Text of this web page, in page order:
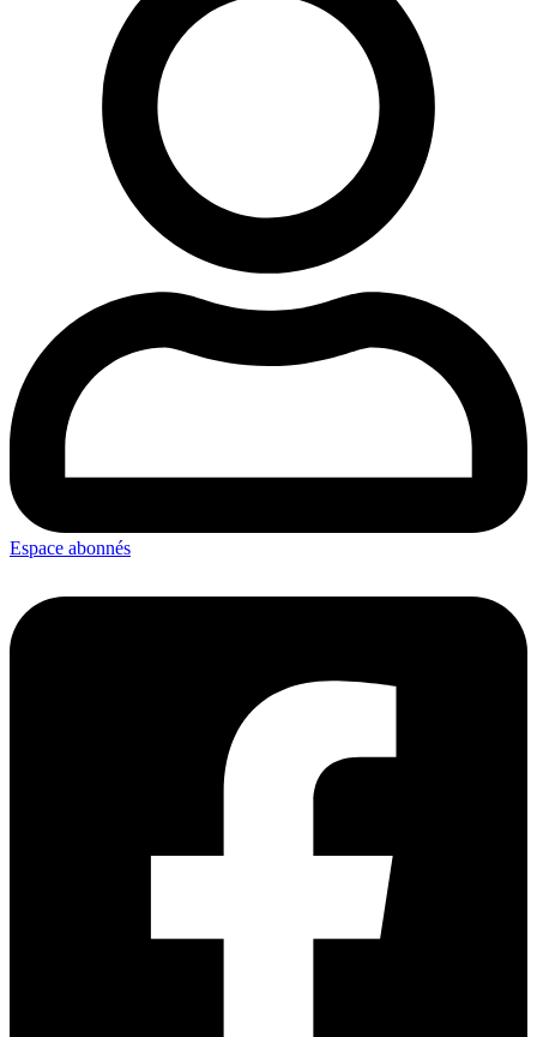
Espace abonnés